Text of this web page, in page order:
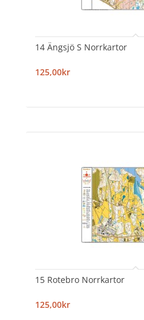
14 Ängsjö S Norrkartor
125,00kr
15 Rotebro Norrkartor
125,00kr